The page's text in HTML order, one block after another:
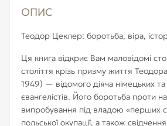
ОПИС
Теодор Цеклер: боротьба, віра,
Ця книга відкриє Вам маловідомі
століття крізь призму життя
1949) — відомого діяча німецьких та
євангелістів. Його боротьба проти
випробування під владою «перших
польської окупації, а також